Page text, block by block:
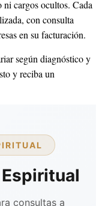
ni cargos ocultos. Cada
con consulta
en su facturación.
según diagnóstico y
y reciba un
consultas a